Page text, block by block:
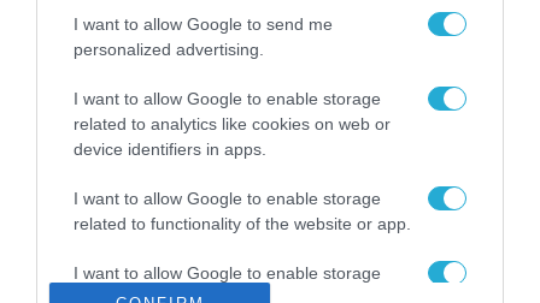
I want to allow Google to send me
personalized advertising.
I want to allow Google to enable storage
related to analytics like cookies on web or
device identifiers in apps.
I want to allow Google to enable storage
related to functionality of the website or app.
I want to allow Google to enable storage
related to personalization.
αφορούν τους ΦΗΜ
Σ. Καλαφάτης: «Η
Τεχνητή Νοημοσύνη
δεν είναι απλώς μια
μια νέα βιομηχανική
επανάσταση»
Νέος οδηγός του ΕΚΤ
των ελληνικών